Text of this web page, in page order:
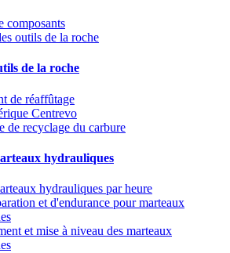
composants
outils de la roche
de la roche
de réaffûtage
Centrevo
de recyclage du carbure
hydrauliques
hydrauliques par heure
et d'endurance pour marteaux
et mise à niveau des marteaux